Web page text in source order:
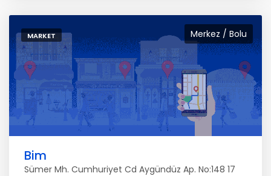
Merkez / Bolu
MARKET
Bim
Sümer Mh. Cumhuriyet Cd Aygündüz Ap. No:148 17